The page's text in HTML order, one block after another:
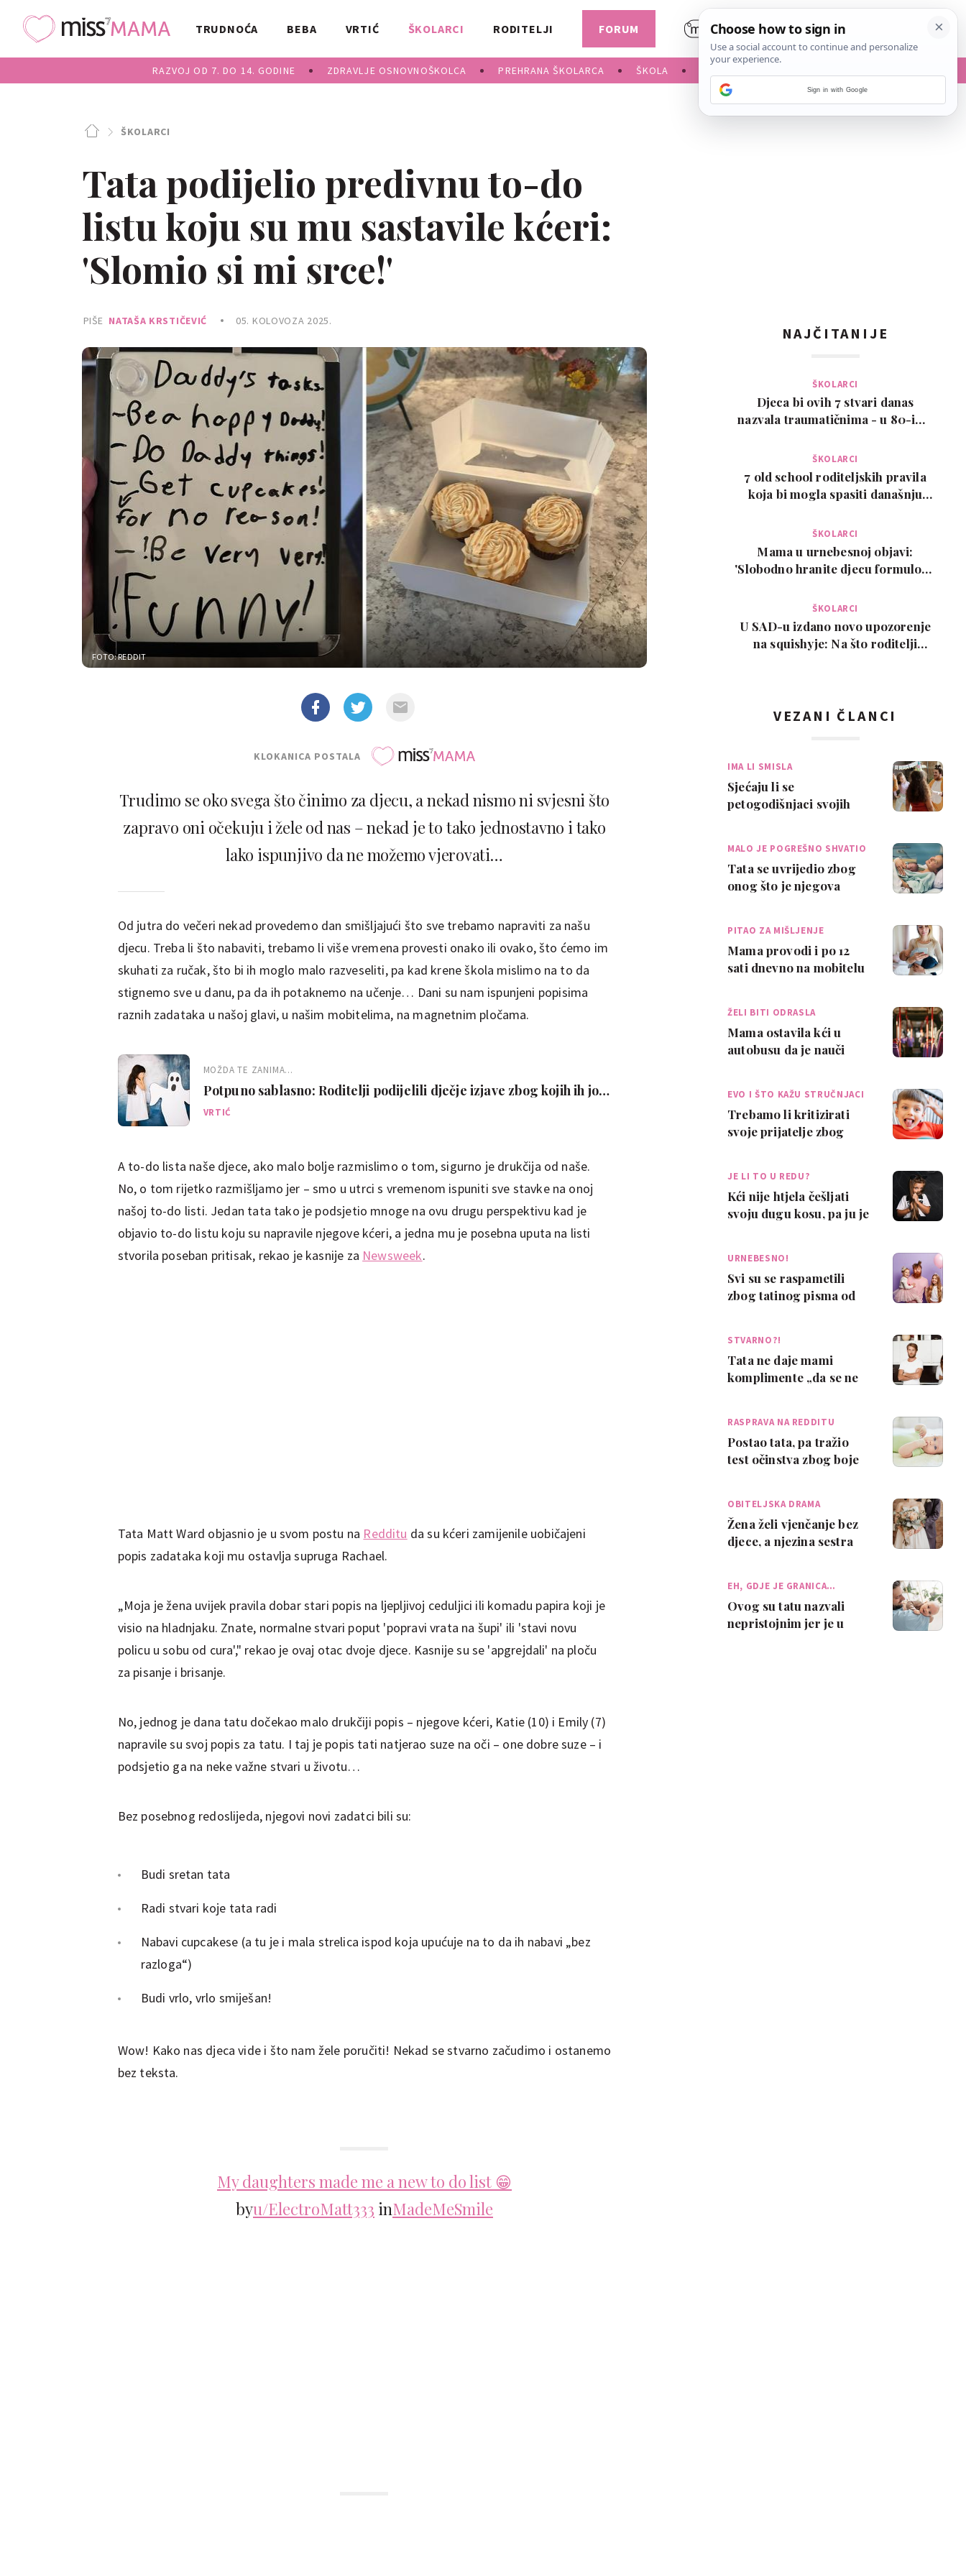
TRUDNOĆA BEBA VRTIĆ ŠKOLARCI
RAZVOJ OD 7. DO 14. GODINE ZDRAVLJE OSNOVNOŠKOLCA PREHRANA ŠKOLARCA ŠKOLA
RODITELJI FORUM
ŠKOLARCI
Tata podijelio predivnu to-do
listu koju su mu sastavile kćeri:
'Slomio si mi srce!'
PIŠE NATAŠA KRSTIČEVIĆ 05. KOLOVOZA 2025.
FOTO: REDDIT
KLOKANICA POSTALA
Trudimo se oko svega što činimo za djecu, a nekad nismo ni svjesni što
zapravo oni očekuju i žele od nas – nekad je to tako jednostavno i tako
lako ispunjivo da ne možemo vjerovati…
Od jutra do večeri nekad provedemo dan smišljajući što sve trebamo napraviti za našu
djecu. Treba li što nabaviti, trebamo li više vremena provesti onako ili ovako, što ćemo im
skuhati za ručak, što bi ih moglo malo razveseliti, pa kad krene škola mislimo na to da
stignemo sve u danu, pa da ih potaknemo na učenje… Dani su nam ispunjeni popisima
raznih zadataka u našoj glavi, u našim mobitelima, na magnetnim pločama.
MOŽDA TE ZANIMA...
Potpuno sablasno: Roditelji podijelili dječje izjave zbog kojih ih još
prolazi jeza
VRTIĆ
A to-do lista naše djece, ako malo bolje razmislimo o tom, sigurno je drukčija od naše.
No, o tom rijetko razmišljamo jer – smo u utrci s vremenom ispuniti sve stavke na onoj
našoj to-do listi. Jedan tata tako je podsjetio mnoge na ovu drugu perspektivu kad je
objavio to-do listu koju su napravile njegove kćeri, a jedna mu je posebna uputa na listi
stvorila poseban pritisak, rekao je kasnije za Newsweek.
Tata Matt Ward objasnio je u svom postu na Redditu da su kćeri zamijenile uobičajeni
popis zadataka koji mu ostavlja supruga Rachael.
„Moja je žena uvijek pravila dobar stari popis na ljepljivoj ceduljici ili komadu papira koji je
visio na hladnjaku. Znate, normalne stvari poput 'popravi vrata na šupi' ili 'stavi novu
policu u sobu od cura'," rekao je ovaj otac dvoje djece. Kasnije su se 'apgrejdali' na ploču
za pisanje i brisanje.
No, jednog je dana tatu dočekao malo drukčiji popis – njegove kćeri, Katie (10) i Emily (7)
napravile su svoj popis za tatu. I taj je popis tati natjerao suze na oči – one dobre suze – i
podsjetio ga na neke važne stvari u životu…
Bez posebnog redoslijeda, njegovi novi zadatci bili su:
Budi sretan tata
Radi stvari koje tata radi
Nabavi cupcakese (a tu je i mala strelica ispod koja upućuje na to da ih nabavi „bez
razloga“)
Budi vrlo, vrlo smiješan!
Wow! Kako nas djeca vide i što nam žele poručiti! Nekad se stvarno začudimo i ostanemo
bez teksta.
My daughters made me a new to do list 😁
byu/ElectroMatt333 inMadeMeSmile
NAJČITANIJE
ŠKOLARCI
Djeca bi ovih 7 stvari danas
nazvala traumatičnima - u 80-ima
ŠKOLARCI
7 old school roditeljskih pravila
koja bi mogla spasiti današnju
ŠKOLARCI
Mama u urnebesnoj objavi:
'Slobodno hranite djecu formulom.
ŠKOLARCI
U SAD-u izdano novo upozorenje
na squishyje: Na što roditelji
VEZANI ČLANCI
IMA LI SMISLA
Sjećaju li se
petogodišnjaci svojih
MALO JE POGREŠNO SHVATIO
Tata se uvrijedio zbog
onog što je njegova
PITAO ZA MIŠLJENJE
Mama provodi i po 12
sati dnevno na mobitelu
ŽELI BITI ODRASLA
Mama ostavila kći u
autobusu da je nauči
EVO I ŠTO KAŽU STRUČNJACI
Trebamo li kritizirati
svoje prijatelje zbog
JE LI TO U REDU?
Kći nije htjela češljati
svoju dugu kosu, pa ju je
URNEBESNO!
Svi su se raspametili
zbog tatinog pisma od
STVARNO?!
Tata ne daje mami
komplimente „da se ne
RASPRAVA NA REDDITU
Postao tata, pa tražio
test očinstva zbog boje
OBITELJSKA DRAMA
Žena želi vjenčanje bez
djece, a njezina sestra
EH, GDJE JE GRANICA…
Ovog su tatu nazvali
nepristojnim jer je u
Sign in with Google